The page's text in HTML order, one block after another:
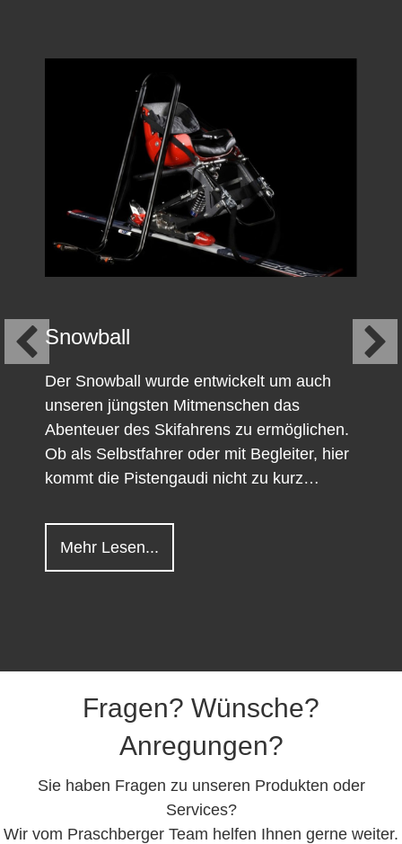
Snowball
Der Snowball wurde entwickelt um auch
unseren jüngsten Mitmenschen das
Abenteuer des Skifahrens zu ermöglichen.
Ob als Selbstfahrer oder mit Begleiter, hier
kommt die Pistengaudi nicht zu kurz…
Mehr Lesen...
Fragen? Wünsche?
Anregungen?
Sie haben Fragen zu unseren Produkten oder
Services?
Wir vom Praschberger Team helfen Ihnen gerne weiter.